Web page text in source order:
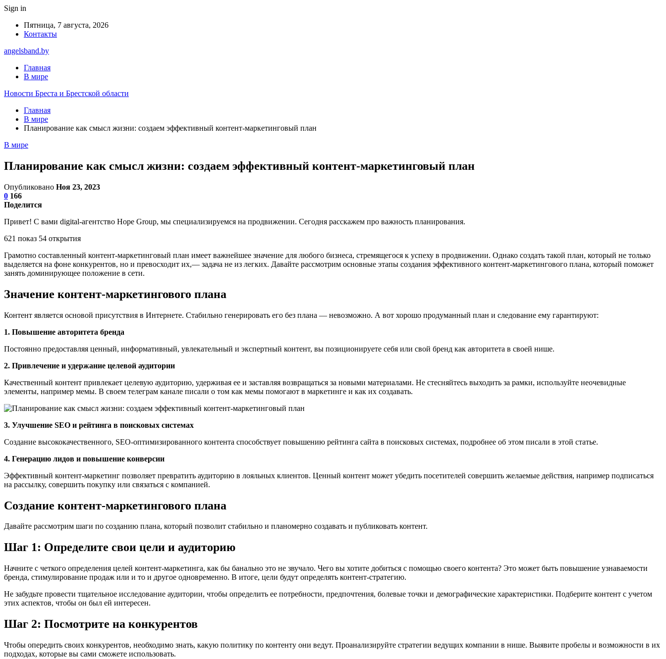
Sign in
Пятница, 7 августа, 2026
Контакты
angelsband.by
Главная
В мире
Новости Бреста и Брестской области
Главная
В мире
Планирование как смысл жизни: создаем эффективный контент-маркетинговый план
В мире
Планирование как смысл жизни: создаем эффективный контент-маркетинговый план
Опубликовано Ноя 23, 2023
0 166
Поделится
Привет! С вами digital-агентство Hope Group, мы специализируемся на продвижении. Сегодня расскажем про важность планирования.
621 показ 54 открытия
Грамотно составленный контент-маркетинговый план имеет важнейшее значение для любого бизнеса, стремящегося к успеху в продвижении. Однако создать такой план, который не только
выделяется на фоне конкурентов, но и превосходит их,— задача не из легких. Давайте рассмотрим основные этапы создания эффективного контент-маркетингового плана, который поможет
занять доминирующее положение в сети.
Значение контент-маркетингового плана
Контент является основой присутствия в Интернете. Стабильно генерировать его без плана — невозможно. А вот хорошо продуманный план и следование ему гарантируют:
1. Повышение авторитета бренда
Постоянно предоставляя ценный, информативный, увлекательный и экспертный контент, вы позиционируете себя или свой бренд как авторитета в своей нише.
2. Привлечение и удержание целевой аудитории
Качественный контент привлекает целевую аудиторию, удерживая ее и заставляя возвращаться за новыми материалами. Не стесняйтесь выходить за рамки, используйте неочевидные
элементы, например мемы. В своем телеграм канале писали о том как мемы помогают в маркетинге и как их создавать.
3. Улучшение SEO и рейтинга в поисковых системах
Создание высококачественного, SEO-оптимизированного контента способствует повышению рейтинга сайта в поисковых системах, подробнее об этом писали в этой статье.
4. Генерацию лидов и повышение конверсии
Эффективный контент-маркетинг позволяет превратить аудиторию в лояльных клиентов. Ценный контент может убедить посетителей совершить желаемые действия, например подписаться
на рассылку, совершить покупку или связаться с компанией.
Создание контент-маркетингового плана
Давайте рассмотрим шаги по созданию плана, который позволит стабильно и планомерно создавать и публиковать контент.
Шаг 1: Определите свои цели и аудиторию
Начните с четкого определения целей контент-маркетинга, как бы банально это не звучало. Чего вы хотите добиться с помощью своего контента? Это может быть повышение узнаваемости
бренда, стимулирование продаж или и то и другое одновременно. В итоге, цели будут определять контент-стратегию.
Не забудьте провести тщательное исследование аудитории, чтобы определить ее потребности, предпочтения, болевые точки и демографические характеристики. Подберите контент с учетом
этих аспектов, чтобы он был ей интересен.
Шаг 2: Посмотрите на конкурентов
Чтобы опередить своих конкурентов, необходимо знать, какую политику по контенту они ведут. Проанализируйте стратегии ведущих компании в нише. Выявите пробелы и возможности в их
подходах, которые вы сами сможете использовать.